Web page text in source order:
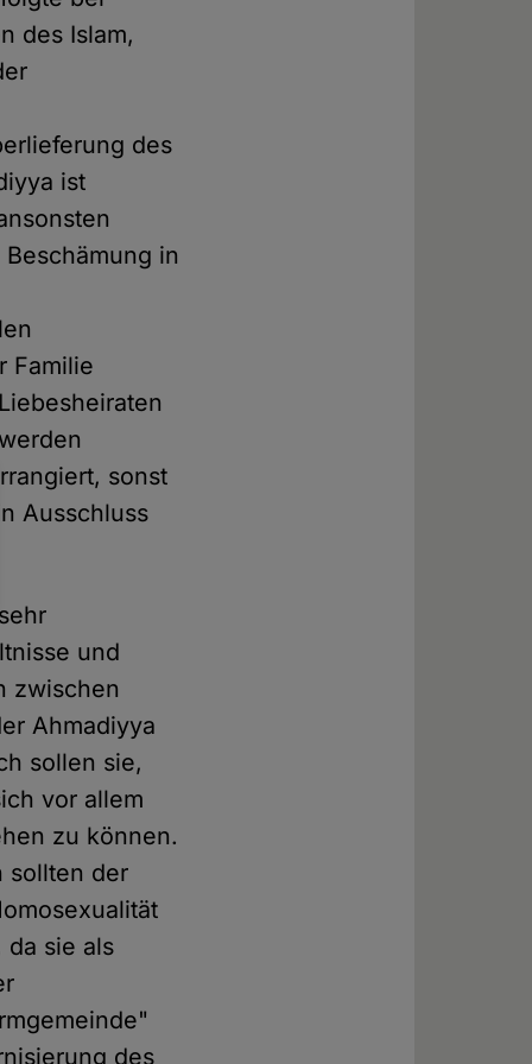
des Islam,
des
ist
in
Familie
sonst
Ausschluss
und
zwischen
Ahmadiyya
sollen sie,
vor allem
zu können.
sollten der
sie als
des